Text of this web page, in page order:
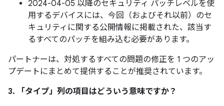
2024-04-05 以降のセキュリティ パッチレベルを使
用するデバイスには、今回（およびそれ以前）のセ
キュリティに関する公開情報に掲載された、該当す
るすべてのパッチを組み込む必要があります。
パートナーは、対処するすべての問題の修正を 1 つのアッ
プデートにまとめて提供することが推奨されています。
3. 「タイプ」 列の項目はどういう意味ですか？